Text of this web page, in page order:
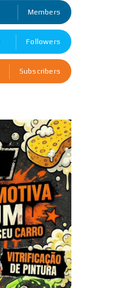
Members
Followers
Subscribers